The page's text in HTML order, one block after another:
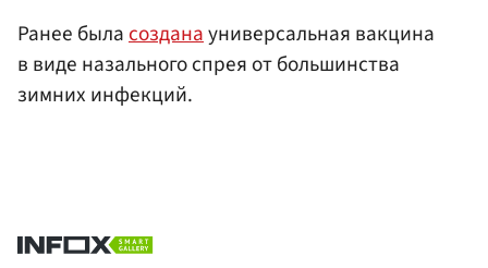
Ранее быласозданауниверсальная вакцина
в виде назального спрея от большинства
зимних инфекций.